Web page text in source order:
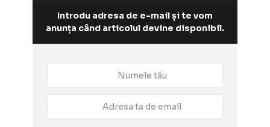
Introdu adresa de e-mail și te vom
anunța când articolul devine disponibil.